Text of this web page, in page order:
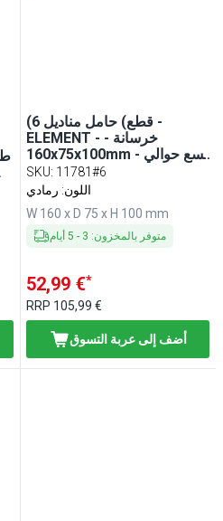
(6 قطع) حامل مناديل -
ELEMENT - خرسانة -
160x75x100mm - يسع حوالي
50 مناديل كوكتيل - رمادي -
يشمل قاعدة تحمي الأسطح
SKU: 11781#6
اللون: رمادي
W 160 x D 75 x H 100 mm
متوفر بالمخزون:
3
-
5 أيام
52,99 €*
RRP 105,99 €
أضف إلى عربة التسوق